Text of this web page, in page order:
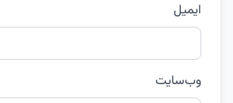
ایمیل
وب‌سایت